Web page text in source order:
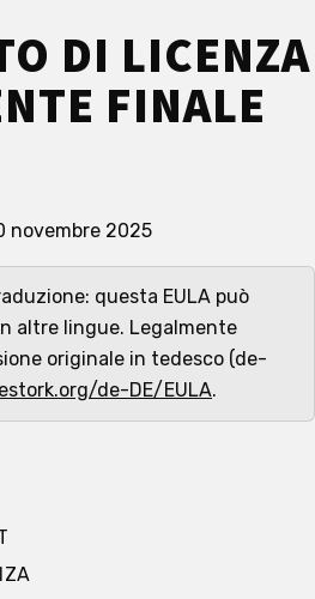
DI LICENZA
FINALE
novembre 2025
questa EULA può
altre lingue. Legalmente
originale in tedesco (de-
de-DE/EULA.